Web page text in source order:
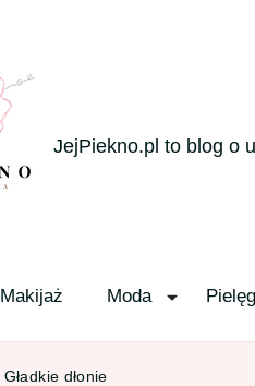
JejPiekno.pl to blog o
Makijaż Moda
Gładkie dłonie